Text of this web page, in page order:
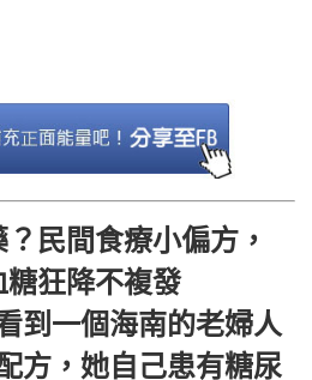
民間食療小偏方，
糖狂降不複發
到一個海南的老婦人
方，她自己患有糖尿